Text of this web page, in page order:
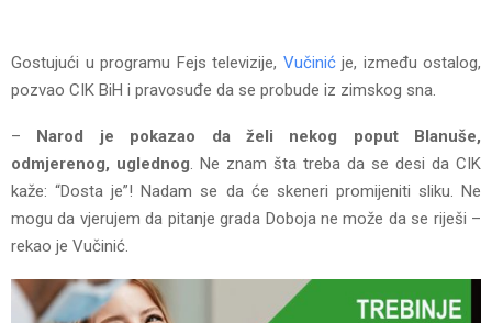
Gostujući u programu Fejs televizije, Vučinićje, između ostalog,
pozvao CIK BiH i pravosuđe da se probude iz zimskog sna.
– Narod je pokazao da želi nekog poput Blanuše,
odmjerenog, uglednog. Ne znam šta treba da se desi da CIK
kaže: “Dosta je”! Nadam se da će skeneri promijeniti sliku. Ne
mogu da vjerujem da pitanje grada Doboja ne može da se riješi –
rekao je Vučinić.